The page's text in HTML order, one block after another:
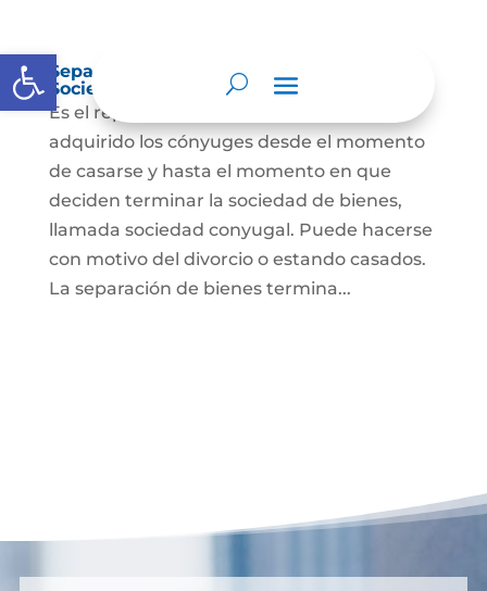
Abrir barra de herramientas
Separación de Bienes o Liquidación de
Sociedad Conyugal
Es el reparto de los bienes que han
adquirido los cónyuges desde el momento
de casarse y hasta el momento en que
deciden terminar la sociedad de bienes,
llamada sociedad conyugal. Puede hacerse
con motivo del divorcio o estando casados.
La separación de bienes termina...